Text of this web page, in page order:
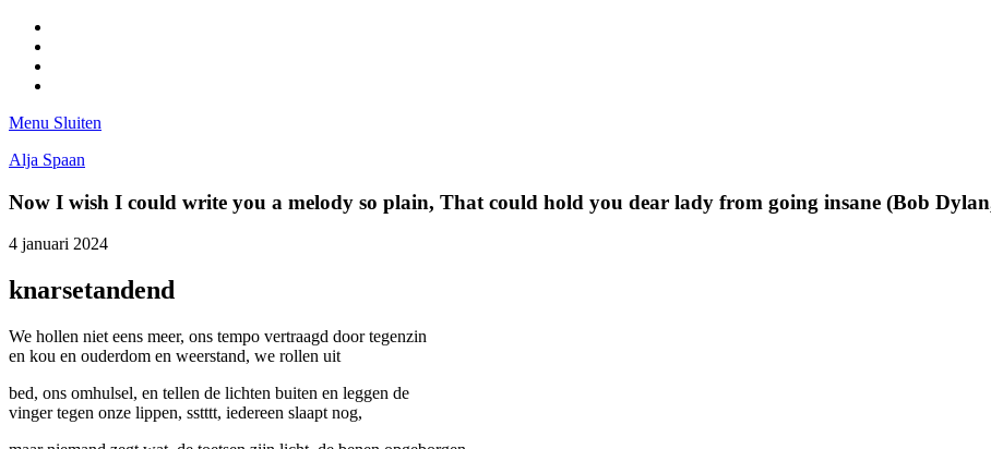
Menu Sluiten
Alja Spaan
Now I wish I could write you a melody so plain, That could hold you dear lady from going insane (Bob
4 januari 2024
knarsetandend
We hollen niet eens meer, ons tempo vertraagd door tegenzin
en kou en ouderdom en weerstand, we rollen uit
bed, ons omhulsel, en tellen de lichten buiten en leggen de
vinger tegen onze lippen, sstttt, iedereen slaapt nog,